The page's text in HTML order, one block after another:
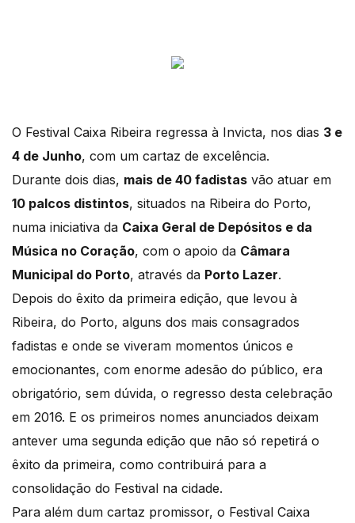
O Festival Caixa Ribeira regressa à Invicta, nos dias 3 e
4 de Junho, com um cartaz de excelência.
Durante dois dias, mais de 40 fadistas vão atuar em
10 palcos distintos, situados na Ribeira do Porto,
numa iniciativa da Caixa Geral de Depósitos e da
Música no Coração, com o apoio da Câmara
Municipal do Porto, através da Porto Lazer.
Depois do êxito da primeira edição, que levou à
Ribeira, do Porto, alguns dos mais consagrados
fadistas e onde se viveram momentos únicos e
emocionantes, com enorme adesão do público, era
obrigatório, sem dúvida, o regresso desta celebração
em 2016. E os primeiros nomes anunciados deixam
antever uma segunda edição que não só repetirá o
êxito da primeira, como contribuirá para a
consolidação do Festival na cidade.
Para além dum cartaz promissor, o Festival Caixa